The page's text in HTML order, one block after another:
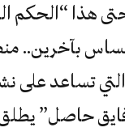
وحتى هذا
بآخرين..
التي تساعد
حاصل”